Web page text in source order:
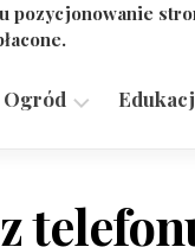
pozycjonowanie
Ogród